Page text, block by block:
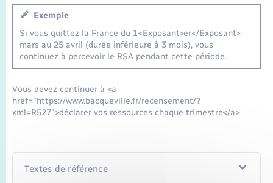
Transports
Voirie et espace public
Exemple
Si vous quittez la France du 1<Exposant>er</Exposant>
mars au 25 avril (durée inférieure à 3 mois), vous
continuez à percevoir le RSA pendant cette période.
Vous devez continuer à <a
href="https://www.bacqueville.fr/recensement/?
xml=R527">déclarer vos ressources chaque trimestre</a>.
Textes de référence